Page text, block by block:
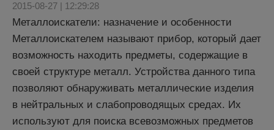
2015-08-27 | 12:29:28
Металлоискатели: назначение и особенности
Металлоискателем называют прибор, который дает
возможность находить предметы, содержащие в
своей структуре металл. Устройства данного типа
позволяют обнаруживать металлические изделия
в нейтральных и слабопроводящых средах. Их
используют для поиска всевозможных предметов